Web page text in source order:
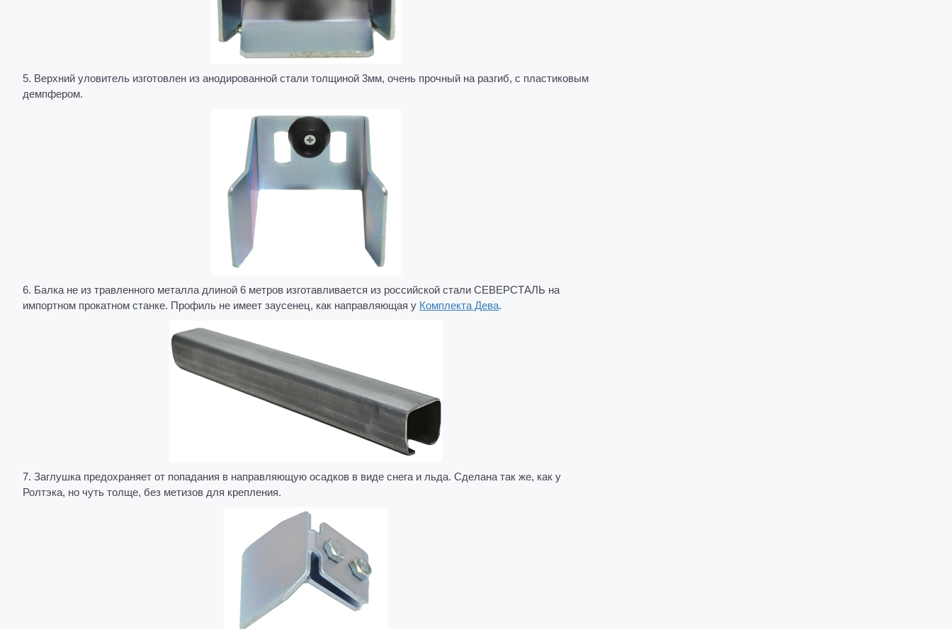
5. Верхний уловитель изготовлен из анодированной стали толщиной 3мм, очень прочный на разгиб, с пластиковым
демпфером.
6. Балка не из травленного металла длиной 6 метров изготавливается из российской стали СЕВЕРСТАЛЬ на
импортном прокатном станке. Профиль не имеет заусенец, как направляющая у Комплекта Дева.
7. Заглушка предохраняет от попадания в направляющую осадков в виде снега и льда. Сделана так же, как у
Ролтэка, но чуть толще, без метизов для крепления.